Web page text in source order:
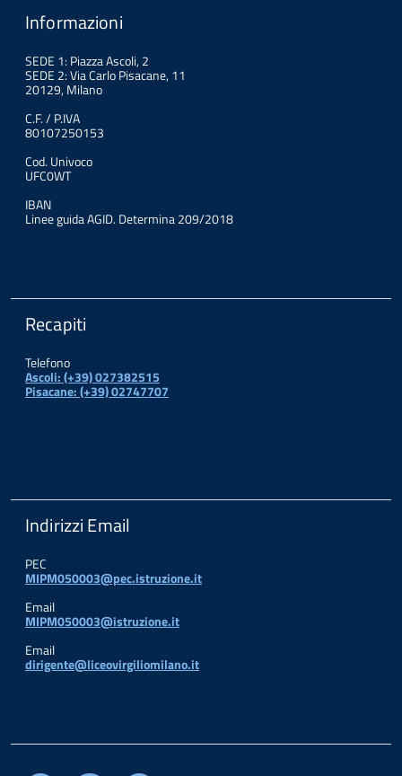
Informazioni
SEDE 1: Piazza Ascoli, 2
SEDE 2: Via Carlo Pisacane, 11
20129, Milano
C.F. / P.IVA
80107250153
Cod. Univoco
UFC0WT
IBAN
Linee guida AGID. Determina 209/2018
Recapiti
Telefono
Ascoli: (+39) 027382515
Pisacane: (+39) 02747707
Indirizzi Email
PEC
MIPM050003@pec.istruzione.it
Email
MIPM050003@istruzione.it
Email
dirigente@liceovirgiliomilano.it